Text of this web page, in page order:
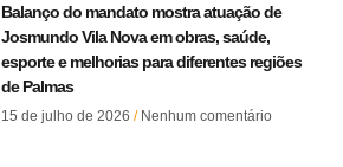
Balanço do mandato mostra atuação de
Josmundo Vila Nova em obras, saúde,
esporte e melhorias para diferentes regiões
de Palmas
15 de julho de 2026 Nenhum comentário